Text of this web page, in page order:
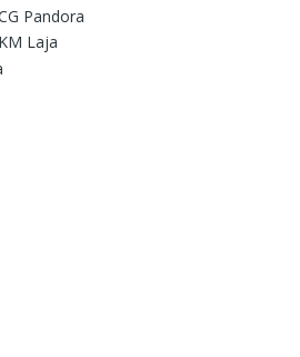
Pandora
Laja